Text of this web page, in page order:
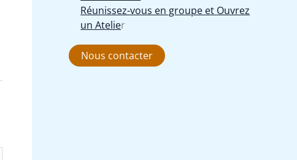
Réunissez-vous en groupe et Ouvrez
un Atelier
Nous contacter